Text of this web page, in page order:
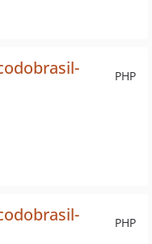
PHP
PHP